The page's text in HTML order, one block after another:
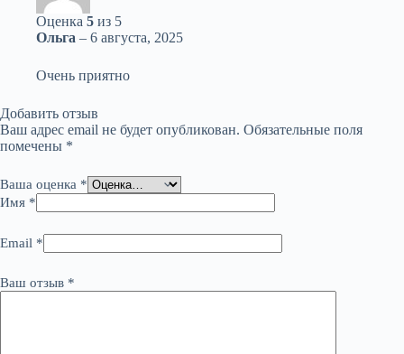
Оценка 5 из 5
Ольга – 6 августа, 2025
Очень приятно
Добавить отзыв
Ваш адрес email не будет опубликован. Обязательные поля
помечены *
Ваша оценка *
Имя *
Email *
Ваш отзыв *